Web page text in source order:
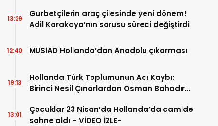
Gurbetçilerin araç çilesinde yeni dönem!
Adil Karakaya’nın sorusu süreci değiştirdi
13:29
MÜSİAD Hollanda’dan Anadolu çıkarması
12:40
Hollanda Türk Toplumunun Acı Kaybı:
Birinci Nesil Çınarlardan Osman Bahadır
19:13
Çocuklar 23 Nisan’da Hollanda’da camide
sahne aldı – VİDEO İZLE-
13:01